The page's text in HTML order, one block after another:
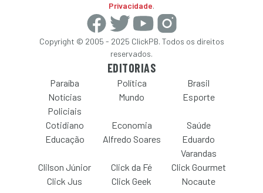
Privacidade.
Copyright © 2005 - 2025 ClickPB. Todos os direitos
reservados.
EDITORIAS
Paraíba Política
Brasil
Notícias
Policiais
Mundo Esporte
Cotidiano Economia
Saúde
Educação
Alfredo Soares
Eduardo
Varandas
Clilson Júnior
Click da Fé
Click Gourmet
Click Jus
Click Geek Nocaute